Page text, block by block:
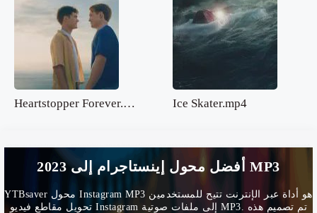
Heartstopper Forever.mp4 Ice Skater.mp4
2023 أفضل محول إينستاجرام إلى MP3
YTBsaver محول Instagram MP3 هو أداة عبر الإنترنت تتيح للمستخدمين
تحويل مقاطع فيديو Instagram إلى ملفات صوتية MP3. تم تصميم هذه